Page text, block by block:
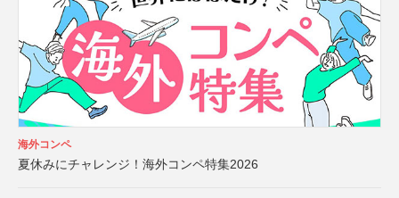
海外コンペ
夏休みにチャレンジ！海外コンペ特集2026